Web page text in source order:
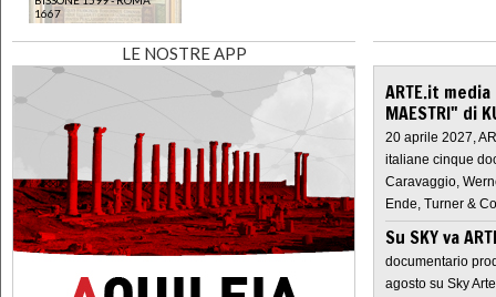
1667
LE NOSTRE APP
ARTE.it
MAESTRI" di
20 aprile 2027,
italiane cinque
Caravaggio,
Ende, Turner &
Su SKY va
documentario
agosto su Sky Arte